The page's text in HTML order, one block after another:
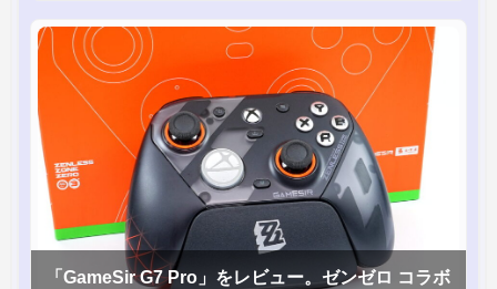
「GameSir G7 Pro」をレビュー。ゼンゼロ コラボ